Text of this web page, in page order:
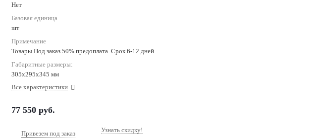
Нет
Базовая единица
шт
Примечание
Товары Под заказ 50% предоплата. Срок 6-12 дней.
Габаритные размеры:
305х295х345 мм
Все характеристики
77 550 руб.
Привезем под заказ Узнать скидку!